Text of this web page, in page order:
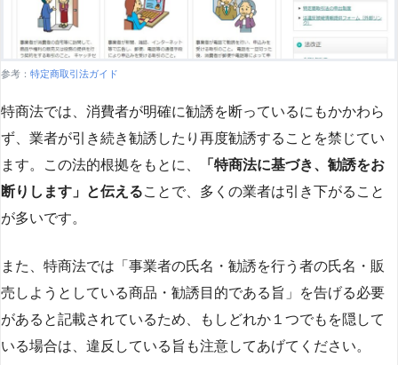
参考： 特定商取引法ガイド
特商法では、消費者が明確に勧誘を断っているにもかかわら
ず、業者が引き続き勧誘したり再度勧誘することを禁じてい
ます。この法的根拠をもとに、
「特商法に基づき、勧誘をお
断りします」と伝えることで、多くの業者は引き下がること
が多いです​​。
また、特商法では「事業者の氏名・勧誘を行う者の氏名・販
売しようとしている商品・勧誘目的である旨」を告げる必要
があると記載されているため、もしどれか１つでもを隠して
いる場合は、違反している旨も注意してあげてください。